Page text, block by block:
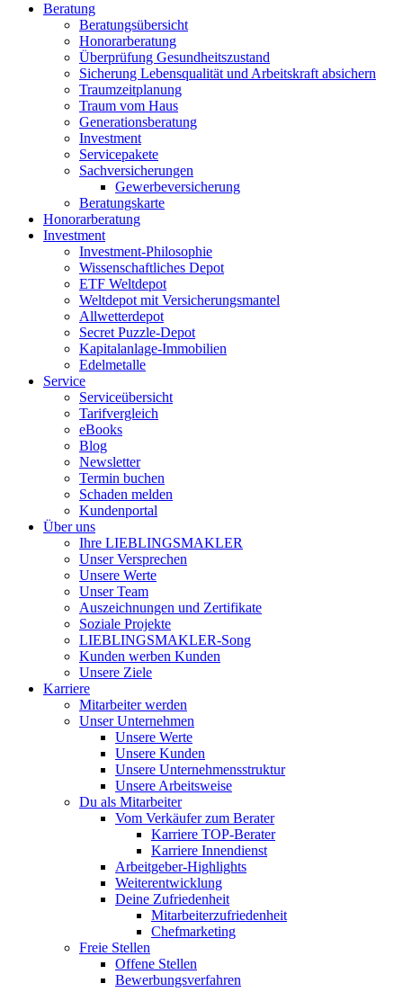
Beratung
Beratungsübersicht
Honorarberatung
Überprüfung Gesundheitszustand
Sicherung Lebensqualität und Arbeitskraft absichern
Traumzeitplanung
Traum vom Haus
Generationsberatung
Investment
Servicepakete
Sachversicherungen
Gewerbeversicherung
Beratungskarte
Honorarberatung
Investment
Investment-Philosophie
Wissenschaftliches Depot
ETF Weltdepot
Weltdepot mit Versicherungsmantel
Allwetterdepot
Secret Puzzle-Depot
Kapitalanlage-Immobilien
Edelmetalle
Service
Serviceübersicht
Tarifvergleich
eBooks
Blog
Newsletter
Termin buchen
Schaden melden
Kundenportal
Über uns
Ihre LIEBLINGSMAKLER
Unser Versprechen
Unsere Werte
Unser Team
Auszeichnungen und Zertifikate
Soziale Projekte
LIEBLINGSMAKLER-Song
Kunden werben Kunden
Unsere Ziele
Karriere
Mitarbeiter werden
Unser Unternehmen
Unsere Werte
Unsere Kunden
Unsere Unternehmensstruktur
Unsere Arbeitsweise
Du als Mitarbeiter
Vom Verkäufer zum Berater
Karriere TOP-Berater
Karriere Innendienst
Arbeitgeber-Highlights
Weiterentwicklung
Deine Zufriedenheit
Mitarbeiterzufriedenheit
Chefmarketing
Freie Stellen
Offene Stellen
Bewerbungsverfahren